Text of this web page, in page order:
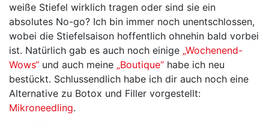
weiße Stiefel wirklich tragen oder sind sie ein
absolutes No-go? Ich bin immer noch unentschlossen,
wobei die Stiefelsaison hoffentlich ohnehin bald vorbei
ist. Natürlich gab es auch noch einige „Wochenend-
Wows“ und auch meine „Boutique“ habe ich neu
bestückt. Schlussendlich habe ich dir auch noch eine
Alternative zu Botox und Filler vorgestellt:
Mikroneedling.